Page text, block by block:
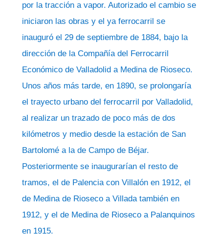
por la tracción a vapor. Autorizado el cambio se
iniciaron las obras y el ya ferrocarril se
inauguró el 29 de septiembre de 1884, bajo la
dirección de la Compañía del Ferrocarril
Económico de Valladolid a Medina de Rioseco.
Unos años más tarde, en 1890, se prolongaría
el trayecto urbano del ferrocarril por Valladolid,
al realizar un trazado de poco más de dos
kilómetros y medio desde la estación de San
Bartolomé a la de Campo de Béjar.
Posteriormente se inaugurarían el resto de
tramos, el de Palencia con Villalón en 1912, el
de Medina de Rioseco a Villada también en
1912, y el de Medina de Rioseco a Palanquinos
en 1915.